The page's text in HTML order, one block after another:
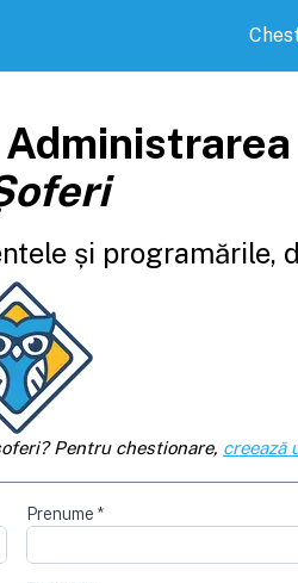
și programările,
Pentru chestionare, creează
Prenume *